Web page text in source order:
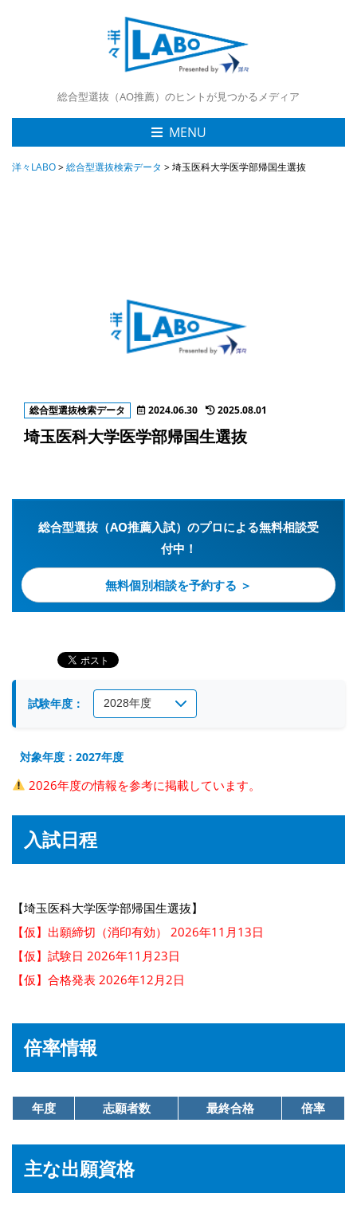
総合型選抜（AO推薦）のヒントが見つかるメディア
MENU
洋々LABO>総合型選抜検索データ >埼玉医科大学医学部帰国生選抜
総合型選抜検索データ 2024.06.30 2025.08.01
埼玉医科大学医学部帰国生選抜
総合型選抜（AO推薦入試）のプロによる無料相談受
付中！
無料個別相談を予約する ＞
試験年度：
対象年度：2027年度
2026年度の情報を参考に掲載しています。
入試日程
【埼玉医科大学医学部帰国生選抜】
【仮】出願締切（消印有効） 2026年11月13日
【仮】試験日 2026年11月23日
【仮】合格発表 2026年12月2日
倍率情報
年度 志願者数 最終合格 倍率
主な出願資格